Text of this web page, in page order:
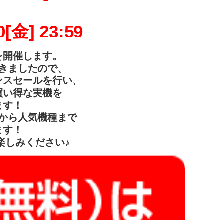
金] 23:59
催します。
ましたので、
セールを行い、
得な実機を
！
ら人気機種まで
！
しみください♪